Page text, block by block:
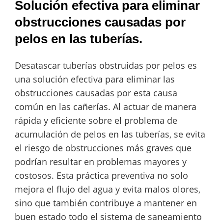
Solución efectiva para eliminar
obstrucciones causadas por
pelos en las tuberías.
Desatascar tuberías obstruidas por pelos es
una solución efectiva para eliminar las
obstrucciones causadas por esta causa
común en las cañerías. Al actuar de manera
rápida y eficiente sobre el problema de
acumulación de pelos en las tuberías, se evita
el riesgo de obstrucciones más graves que
podrían resultar en problemas mayores y
costosos. Esta práctica preventiva no solo
mejora el flujo del agua y evita malos olores,
sino que también contribuye a mantener en
buen estado todo el sistema de saneamiento